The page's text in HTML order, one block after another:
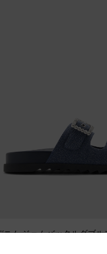
ニム ジェムバックルダブ